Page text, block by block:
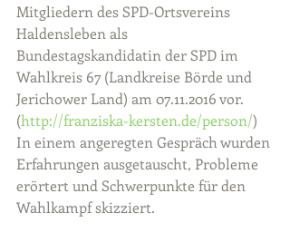
Mitgliedern des SPD-Ortsvereins
Haldensleben als
Bundestagskandidatin der SPD im
Wahlkreis 67 (Landkreise Börde und
Jerichower Land) am 07.11.2016 vor.
(http://franziska-kersten.de/person/)
In einem angeregten Gespräch wurden
Erfahrungen ausgetauscht, Probleme
erörtert und Schwerpunkte für den
Wahlkampf skizziert.